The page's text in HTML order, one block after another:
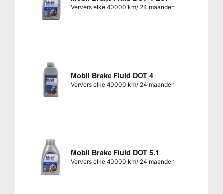
Ververs elke 40000 km/ 24 maanden
Mobil Brake Fluid DOT 4
Ververs elke 40000 km/ 24 maanden
Mobil Brake Fluid DOT 5.1
Ververs elke 40000 km/ 24 maanden